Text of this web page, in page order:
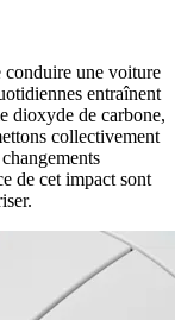
conduire une voiture
entraînent
dioxyde de carbone,
collectivement
de cet impact sont